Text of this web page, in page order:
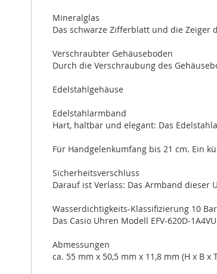
Mineralglas
Das schwarze Zifferblatt und die Zeiger
Verschraubter Gehäuseboden
Durch die Verschraubung des
Edelstahlgehäuse
Edelstahlarmband
Hart, haltbar und elegant: Das
Für Handgelenkumfang bis 21 cm. Ein
Sicherheitsverschluss
Darauf ist Verlass: Das Armband
Wasserdichtigkeits-Klassifizierung 10 Bar
Das Casio Uhren Modell EFV-620D-
Abmessungen
ca. 55 mm x 50,5 mm x 11,8 mm (H x B x